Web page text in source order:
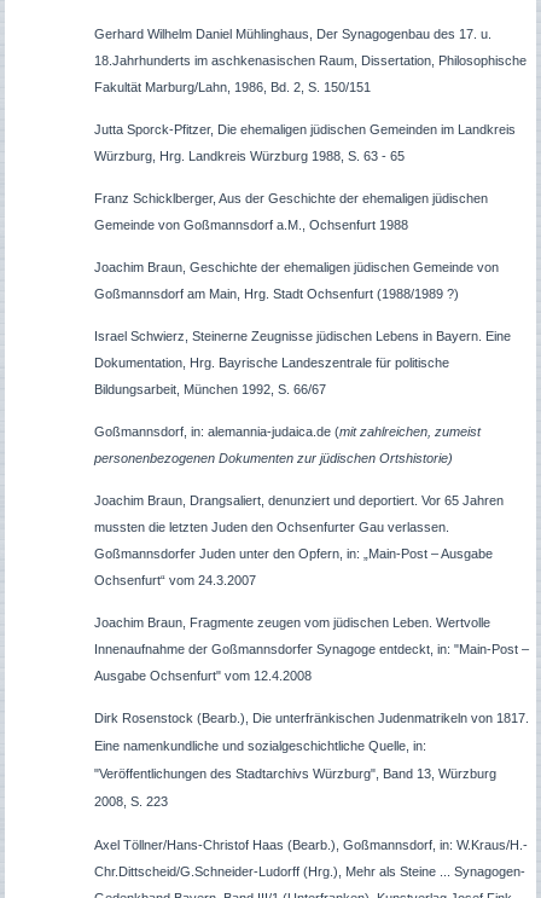
Gerhard Wilhelm Daniel Mühlinghaus, Der Synagogenbau des 17. u.
18.Jahrhunderts im aschkenasischen Raum, Dissertation, Philosophische
Fakultät Marburg/Lahn, 1986, Bd. 2, S. 150/151
Jutta Sporck-Pfitzer, Die ehemaligen jüdischen Gemeinden im Landkreis
Würzburg, Hrg. Landkreis Würzburg 1988, S. 63 - 65
Franz Schicklberger, Aus der Geschichte der ehemaligen jüdischen
Gemeinde von Goßmannsdorf a.M., Ochsenfurt 1988
Joachim Braun, Geschichte der ehemaligen jüdischen Gemeinde von
Goßmannsdorf am Main, Hrg. Stadt Ochsenfurt (1988/1989 ?)
Israel Schwierz, Steinerne Zeugnisse jüdischen Lebens in Bayern. Eine
Dokumentation, Hrg. Bayrische Landeszentrale für politische
Bildungsarbeit, München 1992, S. 66/67
Goßmannsdorf, in: alemannia-judaica.de (mit zahlreichen, zumeist
personenbezogenen Dokumenten zur jüdischen Ortshistorie)
Joachim Braun, Drangsaliert, denunziert und deportiert. Vor 65 Jahren
mussten die letzten Juden den Ochsenfurter Gau verlassen.
Goßmannsdorfer Juden unter den Opfern, in: „Main-Post – Ausgabe
Ochsenfurt“ vom 24.3.2007
Joachim Braun, Fragmente zeugen vom jüdischen Leben. Wertvolle
Innenaufnahme der Goßmannsdorfer Synagoge entdeckt, in: "Main-Post –
Ausgabe Ochsenfurt" vom 12.4.2008
Dirk Rosenstock (Bearb.), Die unterfränkischen Judenmatrikeln von 1817.
Eine namenkundliche und sozialgeschichtliche Quelle, in:
"Veröffentlichungen des Stadtarchivs Würzburg", Band 13, Würzburg
2008, S. 223
Axel Töllner/Hans-Christof Haas (Bearb.), Goßmannsdorf, in: W.Kraus/H.-
Chr.Dittscheid/G.Schneider-Ludorff (Hrg.), Mehr als Steine ... Synagogen-